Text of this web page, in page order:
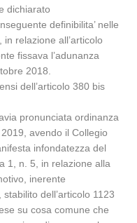
dichiarato
definibilita’ nelle
relazione all’articolo
fissava l’adunanza
2018.
dell’articolo 380 bis
pronunciata ordinanza
avendo il Collegio
infondatezza del
1, n. 5, in relazione alla
inerente
stabilito dell’articolo 1123
su cosa comune che